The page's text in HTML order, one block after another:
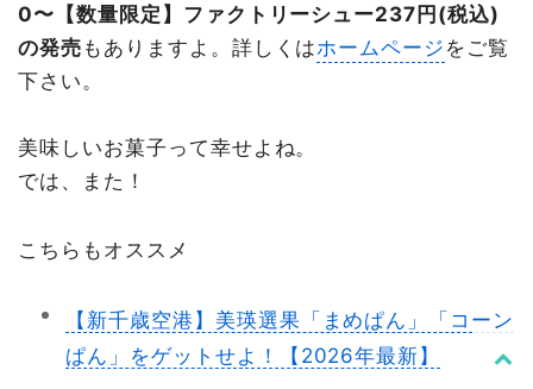
0〜【数量限定】ファクトリーシュー237円(税込)
の発売 もありますよ。詳しくはホームページ をご覧
下さい。
美味しいお菓子って幸せよね。
では、また！
こちらもオススメ
【新千歳空港】美瑛選果「まめぱん」「コーン
ぱん」をゲットせよ！【2026年最新】